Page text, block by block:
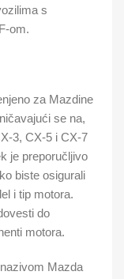
s
om.
za Mazdine
se na,
3, CX-5 i CX-7
je preporučljivo
biste osigurali
i tip motora.
do
motora.
Mazda